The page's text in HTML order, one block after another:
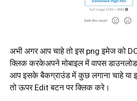
अभी अगर आप चाहे तो इस png इमेज को
क्लिक करकेअपने मोबाइल में वापस
आप इसके बैकग्राउंड में कुछ लगाना चाहे या
तो ऊपर Edit बटन पर क्लिक करे।